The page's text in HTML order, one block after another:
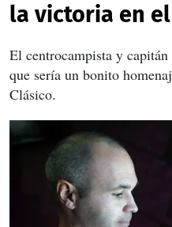
la victoria en
El centrocampista y
que sería un bonito
Clásico.